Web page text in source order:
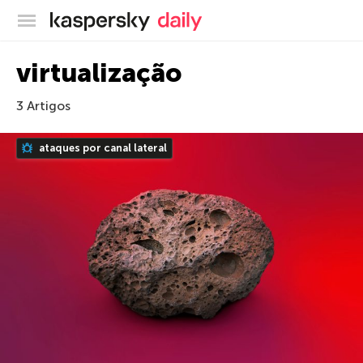
Blog oficial da Kaspersky
virtualização
3 Artigos
ataques por canal lateral